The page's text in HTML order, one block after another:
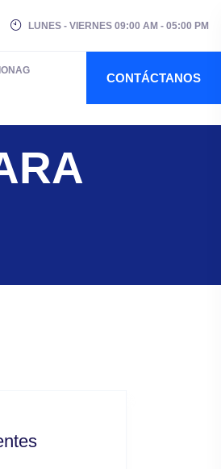
LUNES - VIERNES 09:00 AM - 05:00 PM
CONTÁCTANOS